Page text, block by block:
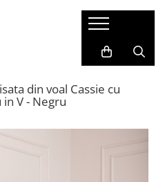
din voal Cassie cu
V - Negru